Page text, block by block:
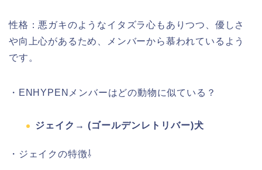
性格：悪ガキのようなイタズラ心もありつつ、優しさ
や向上心があるため、メンバーから慕われているよう
です。
・ENHYPENメンバーはどの動物に似ている？
ジェイク→ (ゴールデンレトリバー)犬
・ジェイクの特徴⇩